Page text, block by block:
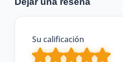
Su calificación